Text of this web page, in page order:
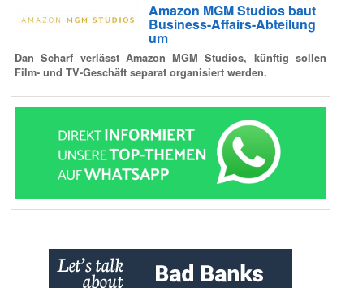
Amazon MGM Studios baut
Business-Affairs-Abteilung
um
Dan Scharf verlässt Amazon MGM Studios, künftig sollen
Film- und TV-Geschäft separat organisiert werden.